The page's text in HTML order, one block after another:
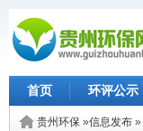
首页 环评公示
贵州环保 »信息发布 »